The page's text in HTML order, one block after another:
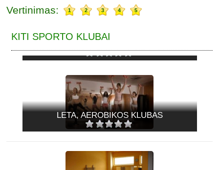
Vertinimas: 1 2 3 4 5
KITI SPORTO KLUBAI
LETA, AEROBIKOS KLUBAS